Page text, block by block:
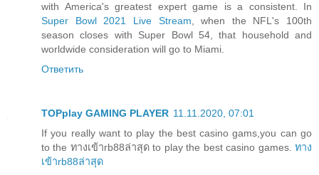
with America's greatest expert game is a consistent. In
Super Bowl 2021 Live Stream, when the NFL's 100th
season closes with Super Bowl 54, that household and
worldwide consideration will go to Miami.
Ответить
TOPplay GAMING PLAYER 11.11.2020, 07:01
If you really want to play the best casino gams,you can go
to the ทางเข้าrb88ล่าสุด to play the best casino games. ทาง
เข้าrb88ล่าสุด